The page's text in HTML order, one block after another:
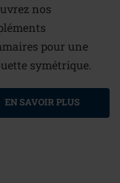
nos
pour une
symétrique.
EN SAVOIR PLUS